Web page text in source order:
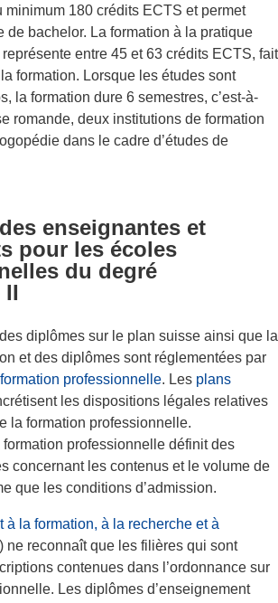
minimum 180 crédits ECTS et permet
de bachelor. La formation à la pratique
entre 45 et 63 crédits ECTS, fait
formation. Lorsque les études sont
la formation dure 6 semestres, c’est-à-
romande, deux institutions de formation
dans le cadre d’études de
enseignantes et
pour les écoles
du degré
II
diplômes sur le plan suisse ainsi que la
et des diplômes sont réglementées par
professionnelle. Les plans
les dispositions légales relatives
la formation professionnelle.
formation professionnelle définit des
concernant les contenus et le volume de
que les conditions d’admission.
à la formation, à la recherche et à
ne reconnaît que les filières qui sont
contenues dans l’ordonnance sur
Les diplômes d’enseignement